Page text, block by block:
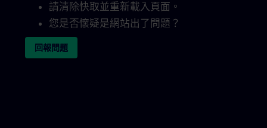
請清除快取並重新載入頁面。
您是否懷疑是網站出了問題？
回報問題